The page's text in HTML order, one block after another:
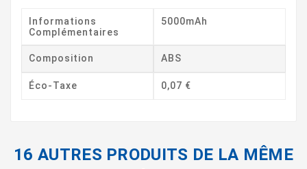
Informations
Complémentaires
5000mAh
Composition ABS
Éco-Taxe 0,07 €
16 AUTRES PRODUITS DE LA MÊME